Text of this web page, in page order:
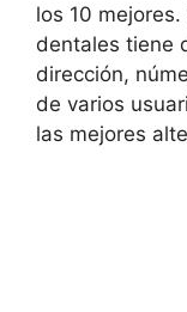
los 10
dentales tiene
dirección,
de varios
las mejores